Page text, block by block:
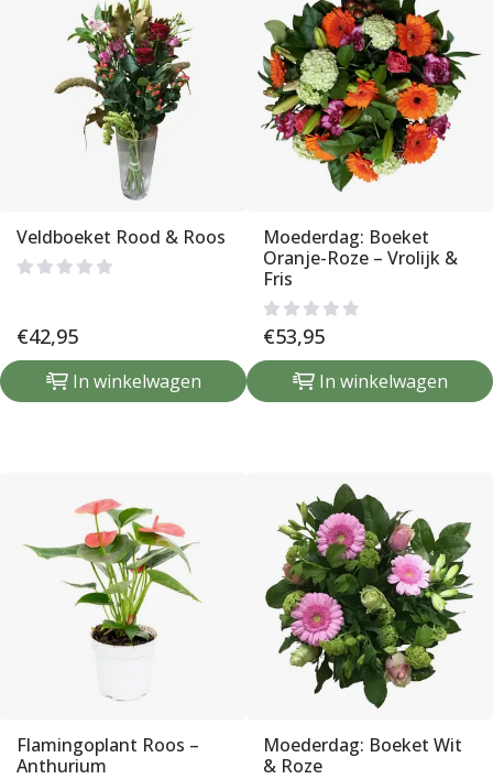
Veldboeket Rood & Roos
€42,95
In winkelwagen
Moederdag: Boeket
Oranje-Roze – Vrolijk &
Fris
€53,95
In winkelwagen
Flamingoplant Roos –
Anthurium
Moederdag: Boeket Wit
& Roze